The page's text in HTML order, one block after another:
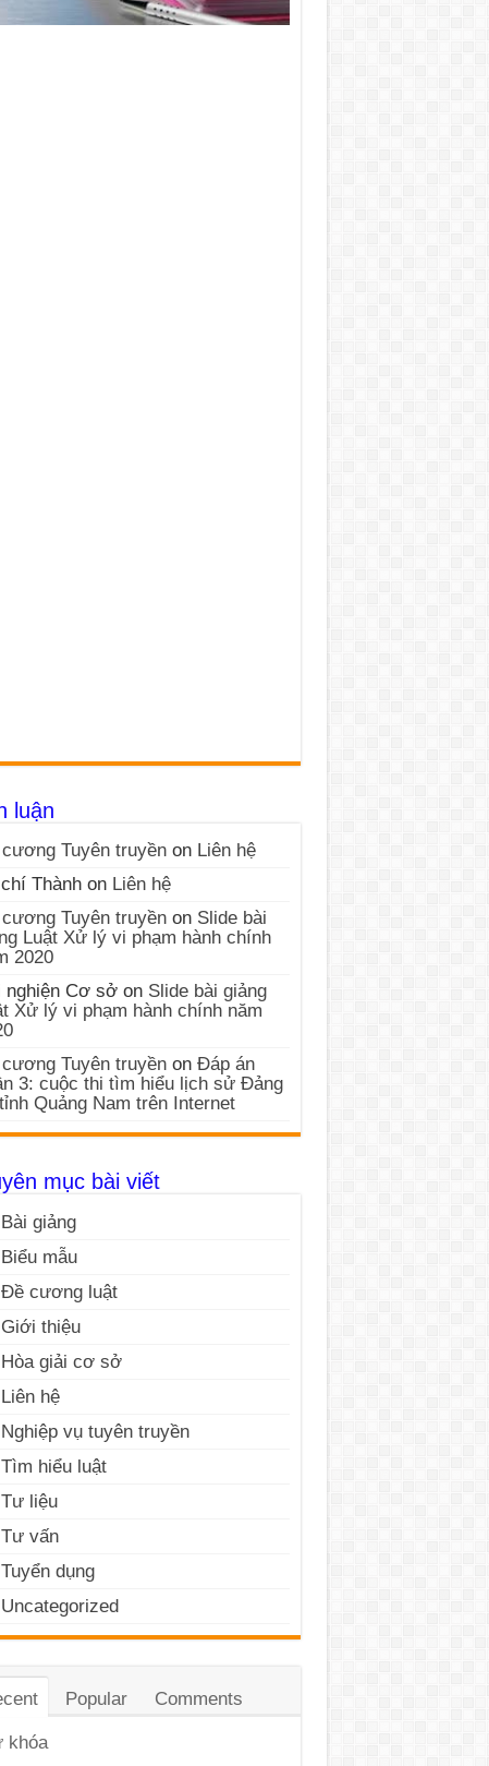
luận
Tuyên truyềnon Liên hệ
Thànhon Liên hệ
Tuyên truyềnon Slide bài
Luật Xử lý vi phạm hành chính
2020
nghiện Cơ sởon Slide bài giảng
Xử lý vi phạm hành chính năm
Tuyên truyềnon Đáp án
3: cuộc thi tìm hiểu lịch sử Đảng
Quảng Nam trên Internet
mục bài viết
Bài giảng
Biểu mẫu
Đề cương luật
Giới thiệu
Hòa giải cơ sở
Liên hệ
Nghiệp vụ tuyên truyền
Tìm hiểu luật
Tư liệu
Tư vấn
Tuyển dụng
Uncategorized
Popular Comments
khóa